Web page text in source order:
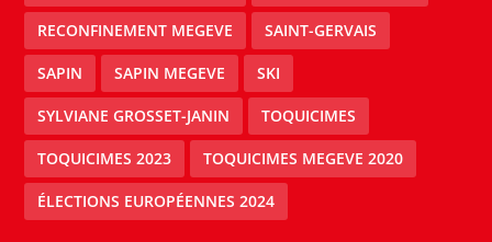
RECONFINEMENT MEGEVE SAINT-GERVAIS
SAPIN SAPIN MEGEVE SKI
SYLVIANE GROSSET-JANIN TOQUICIMES
TOQUICIMES 2023 TOQUICIMES MEGEVE 2020
ÉLECTIONS EUROPÉENNES 2024